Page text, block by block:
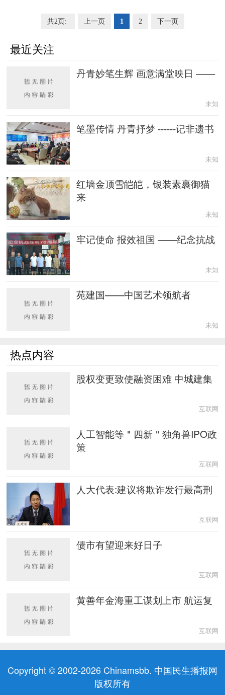
共2页: 上一页 1 2 下一页
最近关注
丹青妙笔生辉 画意满堂映日 ——
未知
笔墨传情 丹青抒梦 ------记非遗书
未知
红墙金顶雪皑皑，银装素裹御猫
来
未知
牢记使命 报效祖国 ——纪念抗战
未知
苑建国——中国艺术领航者
未知
热点内容
股权变更致使融资困难 中城建集
互联网
人工智能等＂四新＂独角兽IPO政
策
互联网
人大代表:建议将欺诈发行最高刑
互联网
债市有望迎来好日子
互联网
黄善年金海重工谋划上市 航运复
互联网
Copyright © 2002-2026 Chinamsbb. 中国民生播报网
版权所有